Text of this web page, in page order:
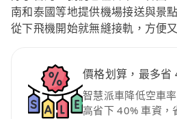
南和泰國等地提供機場接送與景
從下飛機開始就無縫接軌，方便
價格划算，最多省
智慧派車降低空車
高省下 40% 車資，